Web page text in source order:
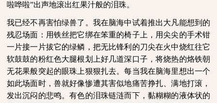
啦哗啦”出声地滚出红果汁般的泪珠。
我已经不再害怕绿兽了。我在脑海中试着推出大凡能想到的
残忍场面：用铁丝把它绑在笨重的椅子上，用尖尖的手术钳
一片接一片拔它的绿鳞，把无比锋利的刀尖在火中烧红往它
软鼓鼓的粉红色大腿根划上好几道深口子，将烧热的烙铁朝
无花果般突起的眼珠上狠狠扎去。每当我在脑海里想出一个
如此场面时，兽就好像惨遭其害似地痛苦挣扎、满地打滚，
发出沉闷的悲鸣。有色的泪珠链涟而下，黏糊糊的液体状的